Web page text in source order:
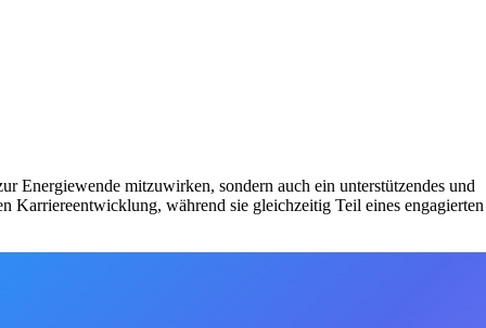
Energiewende mitzuwirken, sondern auch ein unterstützendes und
während sie gleichzeitig Teil eines engagierten